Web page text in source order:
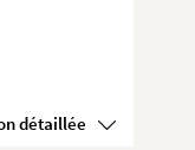
Voir la présentation détaillée